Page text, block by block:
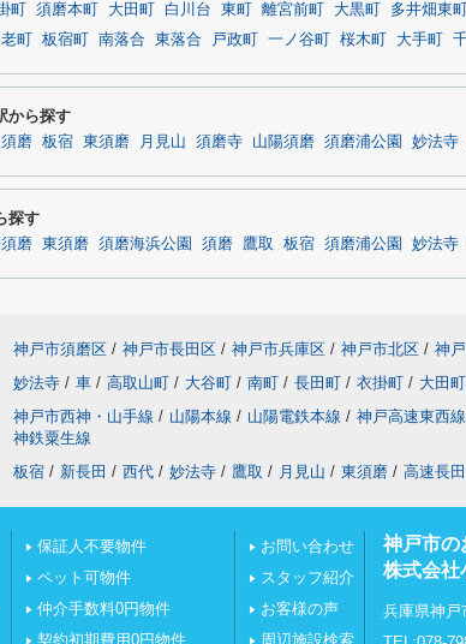
町 須磨本町 大田町 白川台 東町 離宮前町 大黒町 多井畑東町
町 板宿町 南落合 東落合 戸政町 一ノ谷町 桜木町 大手町
から探す
須磨 板宿 東須磨 月見山 須磨寺 山陽須磨 須磨浦公園 妙法寺
探す
磨 東須磨 須磨海浜公園 須磨 鷹取 板宿 須磨浦公園 妙法寺
神戸市須磨区 / 神戸市長田区 / 神戸市兵庫区 / 神戸市北区 / 神
妙法寺 / 車 / 高取山町 / 大谷町 / 南町 / 長田町 / 衣掛町 / 大田町
神戸市西神・山手線 / 山陽本線 / 山陽電鉄本線 / 神戸高速東西線
神鉄粟生線
板宿 / 新長田 / 西代 / 妙法寺 / 鷹取 / 月見山 / 東須磨 / 高速長田
保証人不要物件
ペット可物件
仲介手数料0円物件
契約初期費用0円物件
お問い合わせ
スタッフ紹介
お客様の声
周辺施設検索
神戸市の
株式会社
兵庫県神戸